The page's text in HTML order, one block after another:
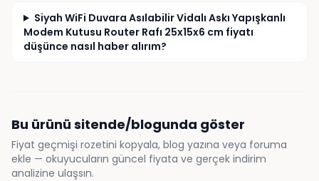
Siyah WiFi Duvara Asılabilir Vidalı Askı Yapışkanlı
Modem Kutusu Router Rafı 25x15x6 cm fiyatı
düşünce nasıl haber alırım?
Bu ürünü sitende/blogunda göster
Fiyat geçmişi rozetini kopyala, blog yazına veya foruma
ekle — okuyucuların güncel fiyata ve gerçek indirim
analizine ulaşsın.